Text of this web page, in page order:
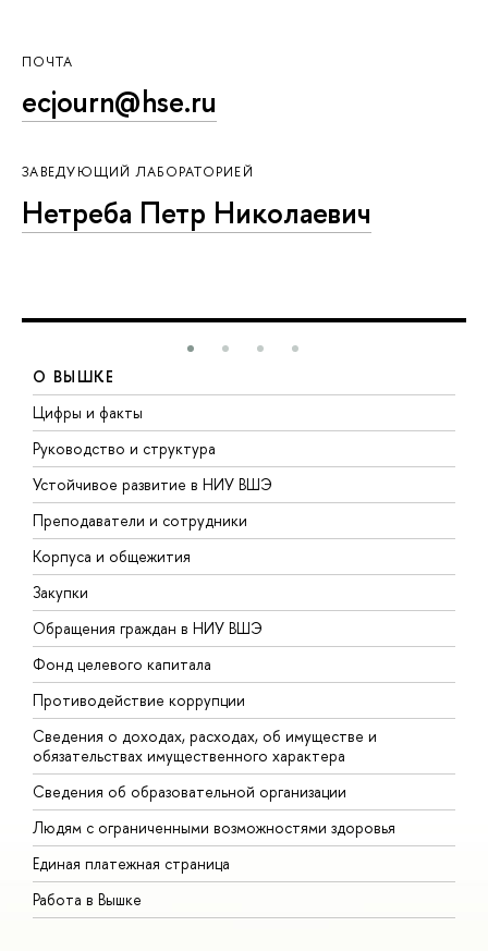
ПОЧТА
ecjourn@hse.ru
ЗАВЕДУЮЩИЙ ЛАБОРАТОРИЕЙ
Нетреба Петр Николаевич
О ВЫШКЕ
Цифры и факты
Руководство и структура
Устойчивое развитие в НИУ ВШЭ
Преподаватели и сотрудники
Корпуса и общежития
Закупки
Обращения граждан в НИУ ВШЭ
Фонд целевого капитала
Противодействие коррупции
Сведения о доходах, расходах, об имуществе и
обязательствах имущественного характера
Сведения об образовательной организации
Людям с ограниченными возможностями здоровья
Единая платежная страница
Работа в Вышке